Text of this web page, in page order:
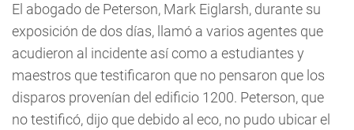
El abogado de Peterson, Mark Eiglarsh, durante su
exposición de dos días, llamó a varios agentes que
acudieron al incidente así como a estudiantes y
maestros que testificaron que no pensaron que los
disparos provenían del edificio 1200. Peterson, que
no testificó, dijo que debido al eco, no pudo ubicar el